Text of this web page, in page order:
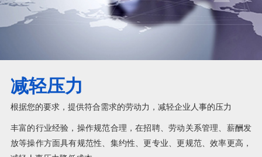
减轻压力
根据您的要求，提供符合需求的劳动力，减轻企业人事的压力
丰富的行业经验，操作规范合理，在招聘、劳动关系管理、薪酬发
放等操作方面具有规范性、集约性、更专业、更规范、效率更高，